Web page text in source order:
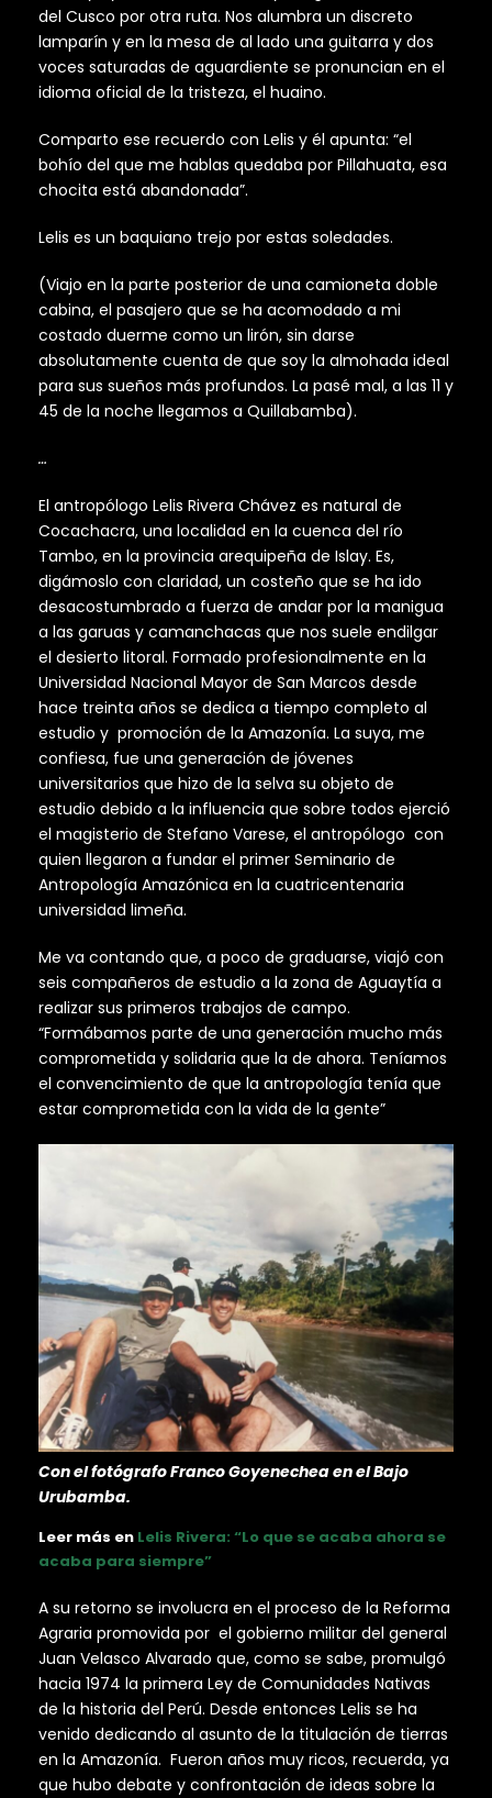
del Cusco por otra ruta. Nos alumbra un discreto
lamparín y en la mesa de al lado una guitarra y dos
voces saturadas de aguardiente se pronuncian en el
idioma oficial de la tristeza, el huaino.
Comparto ese recuerdo con Lelis y él apunta: “el
bohío del que me hablas quedaba por Pillahuata, esa
chocita está abandonada”.
Lelis es un baquiano trejo por estas soledades.
(Viajo en la parte posterior de una camioneta doble
cabina, el pasajero que se ha acomodado a mi
costado duerme como un lirón, sin darse
absolutamente cuenta de que soy la almohada ideal
para sus sueños más profundos. La pasé mal, a las 11 y
45 de la noche llegamos a Quillabamba).
…
El antropólogo Lelis Rivera Chávez es natural de
Cocachacra, una localidad en la cuenca del río
Tambo, en la provincia arequipeña de Islay. Es,
digámoslo con claridad, un costeño que se ha ido
desacostumbrado a fuerza de andar por la manigua
a las garuas y camanchacas que nos suele endilgar
el desierto litoral. Formado profesionalmente en la
Universidad Nacional Mayor de San Marcos desde
hace treinta años se dedica a tiempo completo al
estudio y promoción de la Amazonía. La suya, me
confiesa, fue una generación de jóvenes
universitarios que hizo de la selva su objeto de
estudio debido a la influencia que sobre todos ejerció
el magisterio de Stefano Varese, el antropólogo con
quien llegaron a fundar el primer Seminario de
Antropología Amazónica en la cuatricentenaria
universidad limeña.
Me va contando que, a poco de graduarse, viajó con
seis compañeros de estudio a la zona de Aguaytía a
realizar sus primeros trabajos de campo.
“Formábamos parte de una generación mucho más
comprometida y solidaria que la de ahora. Teníamos
el convencimiento de que la antropología tenía que
estar comprometida con la vida de la gente”
Con el fotógrafo Franco Goyenechea en el Bajo
Urubamba.
Leer más en Lelis Rivera: “Lo que se acaba ahora se
acaba para siempre”
A su retorno se involucra en el proceso de la Reforma
Agraria promovida por el gobierno militar del general
Juan Velasco Alvarado que, como se sabe, promulgó
hacia 1974 la primera Ley de Comunidades Nativas
de la historia del Perú. Desde entonces Lelis se ha
venido dedicando al asunto de la titulación de tierras
en la Amazonía. Fueron años muy ricos, recuerda, ya
que hubo debate y confrontación de ideas sobre la